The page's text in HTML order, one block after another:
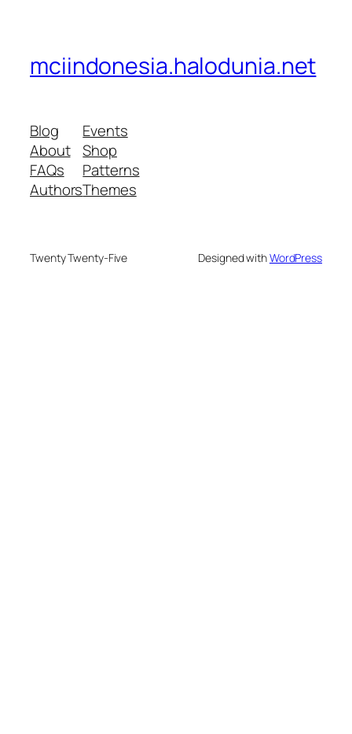
mciindonesia.halodunia.net
Blog
About
FAQs
Authors
Events
Shop
Patterns
Themes
Twenty Twenty-Five Designed withWordPress